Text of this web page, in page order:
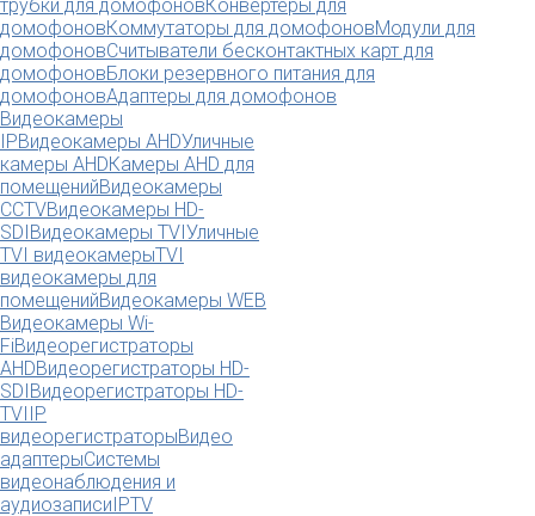
трубки для домофоновКонвертеры для
домофоновКоммутаторы для домофоновМодули для
домофоновСчитыватели бесконтактных карт для
домофоновБлоки резервного питания для
домофоновАдаптеры для домофонов
Видеокамеры
IPВидеокамеры AHDУличные
камеры AHDКамеры AHD для
помещенийВидеокамеры
CCTVВидеокамеры HD-
SDIВидеокамеры TVIУличные
TVI видеокамерыTVI
видеокамеры для
помещенийВидеокамеры WEB
Видеокамеры Wi-
FiВидеорегистраторы
AHDВидеорегистраторы HD-
SDIВидеорегистраторы HD-
TVI IP
видеорегистраторыВидео
адаптерыСистемы
видеонаблюдения и
аудиозаписиIPTV